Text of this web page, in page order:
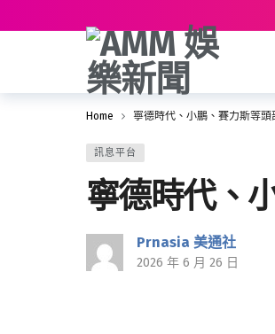
Home 寧德時代、小鵬、賽力斯等
訊息平台
寧德時代、
Prnasia 美通社
2026 年 6 月 26 日